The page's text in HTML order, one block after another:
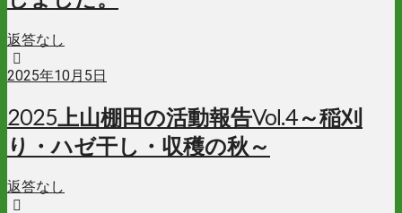
返答なし
2025年10月5日
2025上山棚田の活動報告Vol.4～稲刈
り・ハゼ干し・収穫の秋～
返答なし